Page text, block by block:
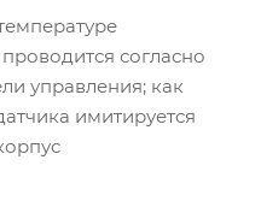
согласно
управления; как
имитируется